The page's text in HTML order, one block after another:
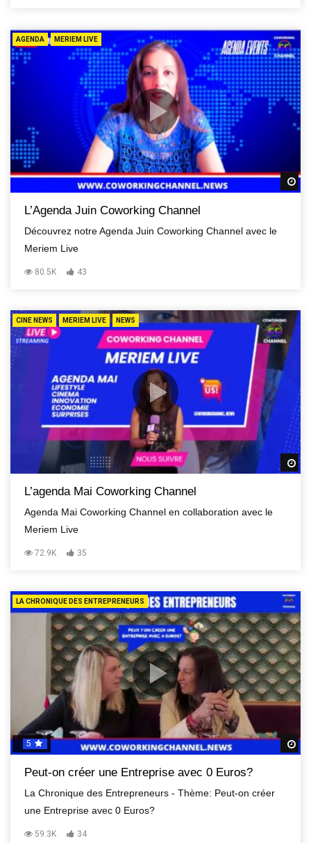
AGENDA MERIEM LIVE
L’Agenda Juin Coworking Channel
Découvrez notre Agenda Juin Coworking Channel avec le
Meriem Live
80.5K 43
CINE NEWS MERIEM LIVE NEWS
L’agenda Mai Coworking Channel
Agenda Mai Coworking Channel en collaboration avec le
Meriem Live
72.9K 35
LA CHRONIQUE DES ENTREPRENEURS
5
Peut-on créer une Entreprise avec 0 Euros?
La Chronique des Entrepreneurs - Thème: Peut-on créer
une Entreprise avec 0 Euros?
59.3K 34